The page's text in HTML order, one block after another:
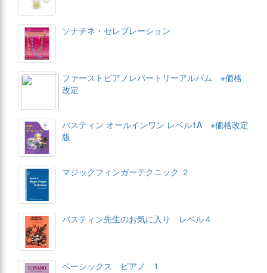
ソナチネ・セレブレーション
ファーストピアノレパートリーアルバム ※価格
改定
バスティン オールインワン レベル1A ※価格改定
版
マジックフィンガーテクニック ２
バスティン先生のお気に入り レベル４
ベーシックス ピアノ 1